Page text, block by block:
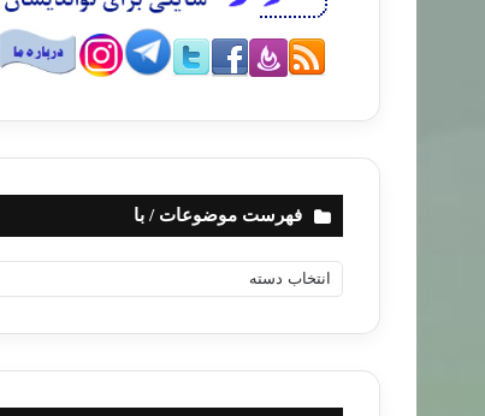
فهرست موضوعات / با
ه
ت